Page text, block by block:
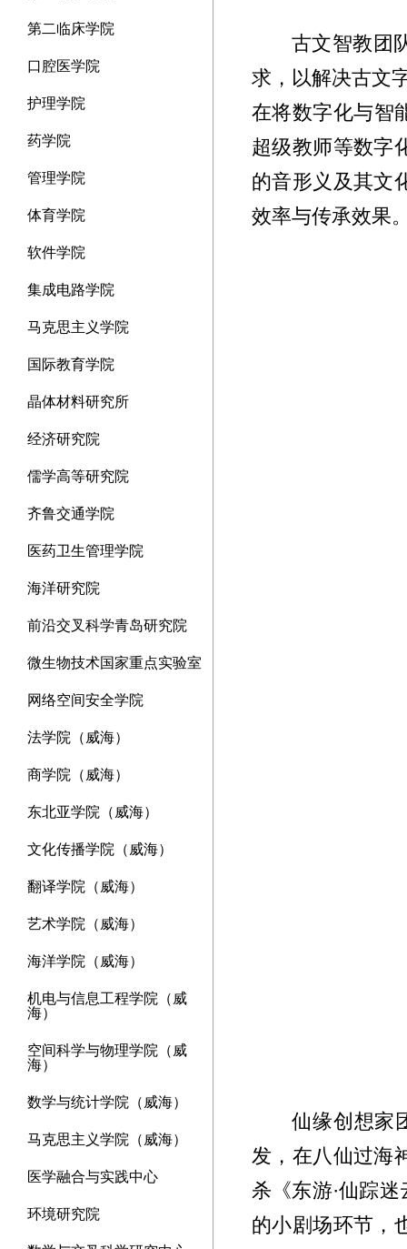
第二临床学院
口腔医学院
护理学院
药学院
管理学院
体育学院
软件学院
集成电路学院
马克思主义学院
国际教育学院
晶体材料研究所
经济研究院
儒学高等研究院
齐鲁交通学院
医药卫生管理学院
海洋研究院
前沿交叉科学青岛研究院
微生物技术国家重点实验室
网络空间安全学院
法学院（威海）
商学院（威海）
东北亚学院（威海）
文化传播学院（威海）
翻译学院（威海）
艺术学院（威海）
海洋学院（威海）
机电与信息工程学院（威
海）
空间科学与物理学院（威
海）
数学与统计学院（威海）
马克思主义学院（威海）
医学融合与实践中心
环境研究院
古文智教团
求，以解决古文
在将数字化与智
超级教师等数字
的音形义及其文
效率与传承效果
仙缘创想家
发，在八仙过海
杀《东游·仙踪
的小剧场环节，